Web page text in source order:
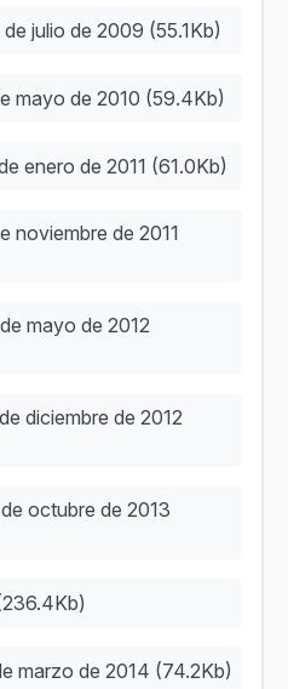
julio de 2009 (55.1Kb)
mayo de 2010 (59.4Kb)
enero de 2011 (61.0Kb)
noviembre de 2011
mayo de 2012
diciembre de 2012
octubre de 2013
marzo de 2014 (74.2Kb)